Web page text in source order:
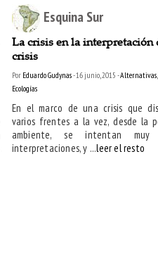
Esquina Sur
La crisis en la interpretación
crisis
Por Eduardo Gudynas- 16 junio, 2015 -Alternativas,
Ecologías
En el marco de una crisis que
varios frentes a la vez, desde la
ambiente, se intentan muy
interpretaciones, y ...leer el resto